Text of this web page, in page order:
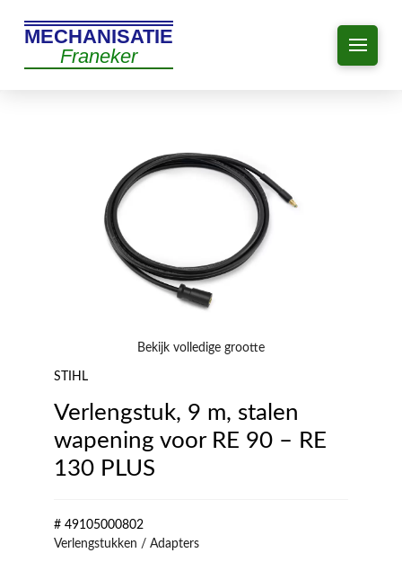
MECHANISATIE
Franeker
Bekijk volledige grootte
STIHL
Verlengstuk, 9 m, stalen
wapening voor RE 90 – RE
130 PLUS
# 49105000802
Verlengstukken / Adapters